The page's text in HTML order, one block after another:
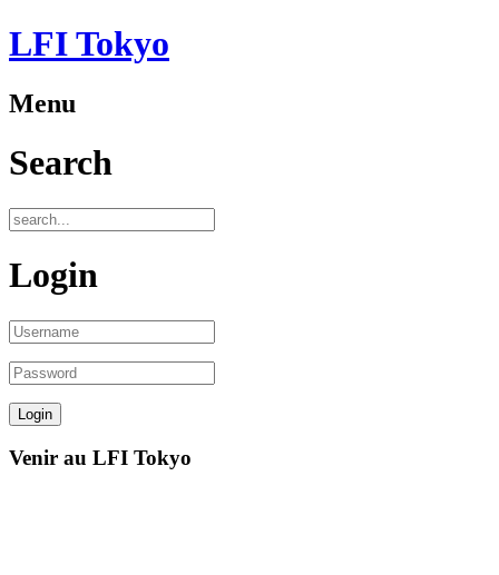
LFI Tokyo
Menu
Search
Login
Venir au LFI Tokyo